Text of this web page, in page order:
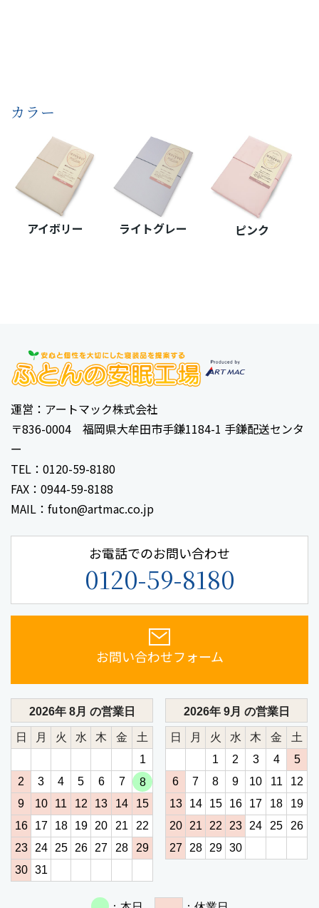
カラー
アイボリー ライトグレー ピンク
運営：アートマック株式会社
〒836-0004 福岡県大牟田市手鎌1184-1 手鎌配送センタ
ー
TEL：0120-59-8180
FAX：0944-59-8188
MAIL：futon@artmac.co.jp
お電話でのお問い合わせ
0120-59-8180
お問い合わせフォーム